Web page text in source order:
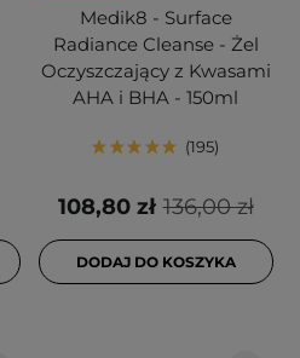
Medik8 - Surface
Radiance Cleanse - Żel
Oczyszczający z Kwasami
AHA i BHA - 150ml
195
136,00 zł
108,80 zł
DODAJ DO KOSZYKA